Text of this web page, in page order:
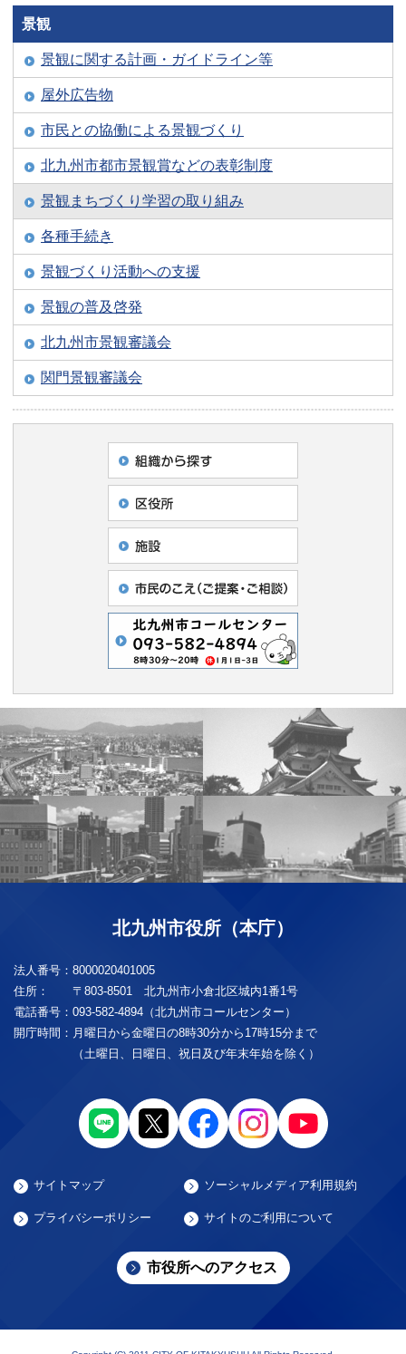
景観
景観に関する計画・ガイドライン等
屋外広告物
市民との協働による景観づくり
北九州市都市景観賞などの表彰制度
景観まちづくり学習の取り組み
各種手続き
景観づくり活動への支援
景観の普及啓発
北九州市景観審議会
関門景観審議会
北九州市役所（本庁）
法人番号： 8000020401005
住所：
〒803-8501 北九州市小倉北区城内1番1号
電話番号： 093-582-4894（北九州市コールセンター）
開庁時間： 月曜日から金曜日の8時30分から17時15分まで
（土曜日、日曜日、祝日及び年末年始を除く）
サイトマップ ソーシャルメディア利用規約
プライバシーポリシー サイトのご利用について
市役所へのアクセス